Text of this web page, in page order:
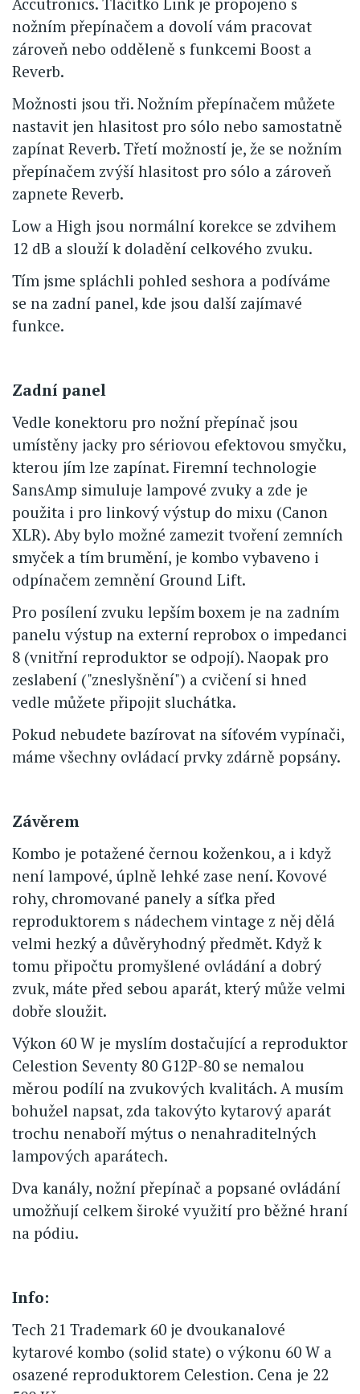
nožním přepínačem a dovolí vám pracovat
zároveň nebo odděleně s funkcemi Boost a
Reverb.
Možnosti jsou tři. Nožním přepínačem můžete
nastavit jen hlasitost pro sólo nebo samostatně
zapínat Reverb. Třetí možností je, že se nožním
přepínačem zvýší hlasitost pro sólo a zároveň
zapnete Reverb.
Low a High jsou normální korekce se zdvihem
12 dB a slouží k doladění celkového zvuku.
Tím jsme spláchli pohled seshora a podíváme
se na zadní panel, kde jsou další zajímavé
funkce.
Zadní panel
Vedle konektoru pro nožní přepínač jsou
umístěny jacky pro sériovou efektovou smyčku,
kterou jím lze zapínat. Firemní technologie
SansAmp simuluje lampové zvuky a zde je
použita i pro linkový výstup do mixu (Canon
XLR). Aby bylo možné zamezit tvoření zemních
smyček a tím brumění, je kombo vybaveno i
odpínačem zemnění Ground Lift.
Pro posílení zvuku lepším boxem je na zadním
panelu výstup na externí reprobox o impedanci
8 (vnitřní reproduktor se odpojí). Naopak pro
zeslabení ("zneslyšnění") a cvičení si hned
vedle můžete připojit sluchátka.
Pokud nebudete bazírovat na síťovém vypínači,
máme všechny ovládací prvky zdárně popsány.
Závěrem
Kombo je potažené černou koženkou, a i když
není lampové, úplně lehké zase není. Kovové
rohy, chromované panely a síťka před
reproduktorem s nádechem vintage z něj dělá
velmi hezký a důvěryhodný předmět. Když k
tomu připočtu promyšlené ovládání a dobrý
zvuk, máte před sebou aparát, který může velmi
dobře sloužit.
Výkon 60 W je myslím dostačující a reproduktor
Celestion Seventy 80 G12P-80 se nemalou
měrou podílí na zvukových kvalitách. A musím
bohužel napsat, zda takovýto kytarový aparát
trochu nenaboří mýtus o nenahraditelných
lampových aparátech.
Dva kanály, nožní přepínač a popsané ovládání
umožňují celkem široké využití pro běžné hraní
na pódiu.
Info:
Tech 21 Trademark 60 je dvoukanalové
kytarové kombo (solid state) o výkonu 60 W a
osazené reproduktorem Celestion. Cena je 22